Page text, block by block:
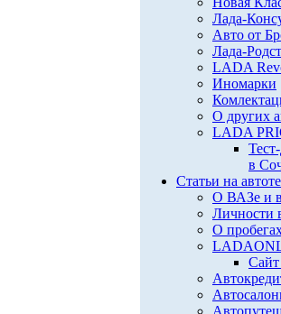
Лада-
Авто от
Лада-
LADA
Иномарки
О других
LADA
в
Статьи на
О ВАЗе и
Личности
О
Сайт